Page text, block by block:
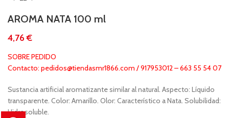
AROMA NATA 100 ml
€
SOBRE PEDIDO
Contacto: pedidos@tiendasmr1866.com / 917953012 – 663 55 54 07
Sustancia artificial aromatizante similar al natural. Aspecto: Líquido
transparente. Color: Amarillo. Olor: Característico a Nata. Solubilidad:
Hidrosoluble.